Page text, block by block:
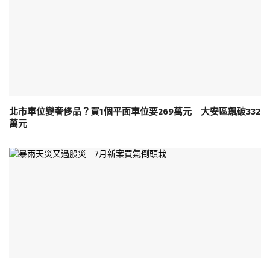
北市車位變奢侈品？買1個平面車位要269萬元 大安區飆破332
萬元